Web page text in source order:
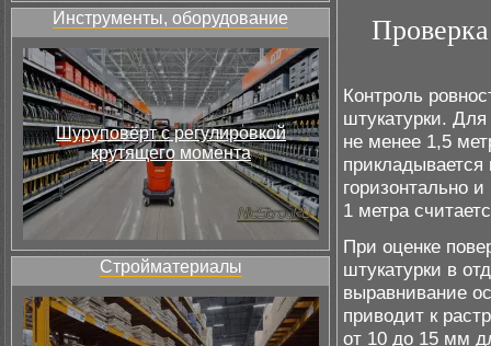
Инструменты, оборудование
Шуруповёрт с регулировкой
крутящего момента
Стройматериалы
Контроль
штукатурки.
не менее 1,5
прикладывается
горизонтально
1 метра
При оценке
штукатурки в
выравнивание
приводит к
от 10 до 15 мм